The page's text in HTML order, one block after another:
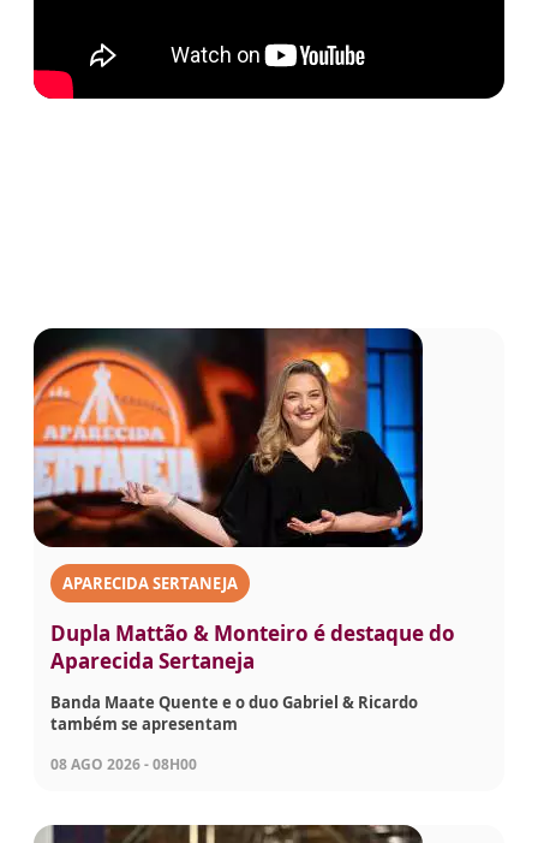
APARECIDA SERTANEJA
Dupla Mattão & Monteiro é destaque do
Aparecida Sertaneja
Banda Maate Quente e o duo Gabriel & Ricardo
também se apresentam
08 AGO 2026 - 08H00